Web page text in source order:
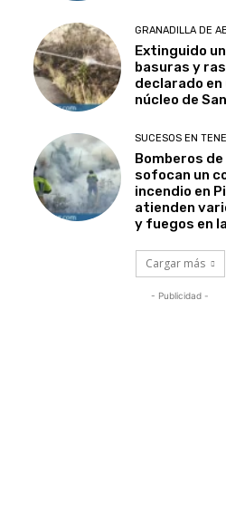
GRANADILLA DE
Extinguido
basuras y
declarado en
núcleo de
SUCESOS EN
Bomberos
sofocan un
incendio en
atienden
y fuegos en
Cargar más
- Publicidad -